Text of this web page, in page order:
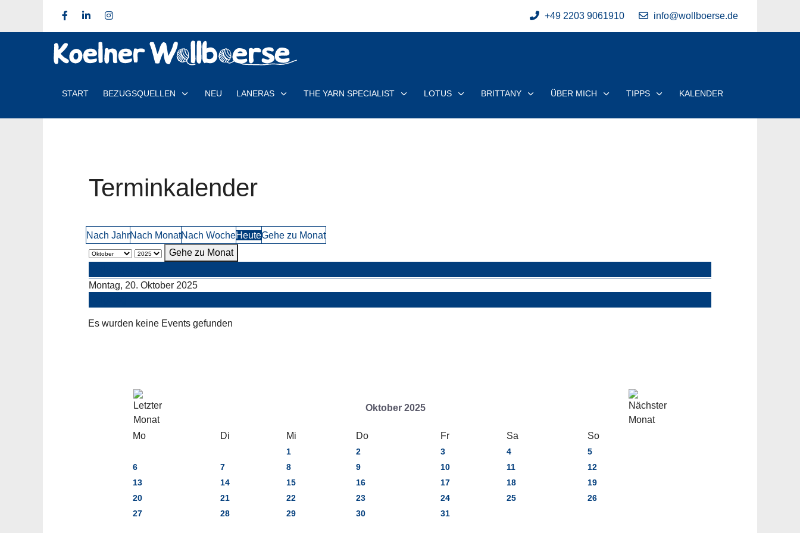
+49 2203 9061910 info@wollboerse.de
START BEZUGSQUELLEN NEU LANERAS THE YARN SPECIALIST LOTUS BRITTANY ÜBER MICH TIPPS KALENDER
Terminkalender
Nach JahrNach MonatNach WocheHeuteGehe zu Monat
Gehe zu Monat
Montag, 20. Oktober 2025
Es wurden keine Events gefunden
Oktober 2025
Mo Di Mi Do Fr Sa So
1 2 3 4
5
6
7 8 9 10 11
12
13
14 15 16 17 18
19
20
21 22 23 24 25
26
27
28 29 30 31